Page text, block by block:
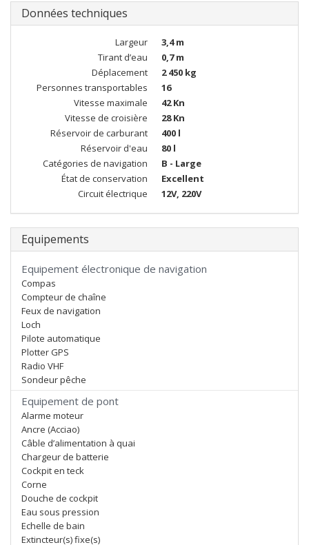
Données techniques
Largeur
3,4 m
Tirant d’eau
0,7 m
Déplacement
2 450 kg
Personnes transportables
16
Vitesse maximale
42 Kn
Vitesse de croisière
28 Kn
Réservoir de carburant
400 l
Réservoir d'eau
80 l
Catégories de navigation
B - Large
État de conservation
Excellent
Circuit électrique
12V, 220V
Equipements
Equipement électronique de navigation
Compas
Compteur de chaîne
Feux de navigation
Loch
Pilote automatique
Plotter GPS
Radio VHF
Sondeur pêche
Equipement de pont
Alarme moteur
Ancre (Acciao)
Câble d’alimentation à quai
Chargeur de batterie
Cockpit en teck
Corne
Douche de cockpit
Eau sous pression
Echelle de bain
Extincteur(s) fixe(s)